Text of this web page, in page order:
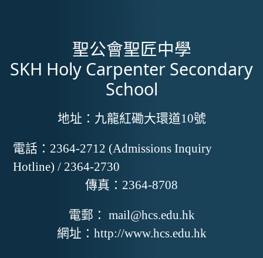
聖公會聖匠中學
SKH Holy Carpenter Secondary
School
地址： 九龍紅磡大環道10號
電話： 2364-2712 (Admissions Inquiry
Hotline) / 2364-2730
傳真： 2364-8708
電郵： mail@hcs.edu.hk
網址： http://www.hcs.edu.hk